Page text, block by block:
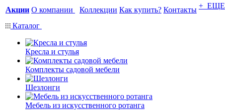
Акции О компании Коллекции Как купить? Контакты + ЕЩЕ
Каталог
Кресла и стулья
Комплекты садовой мебели
Шезлонги
Мебель из искусственного ротанга